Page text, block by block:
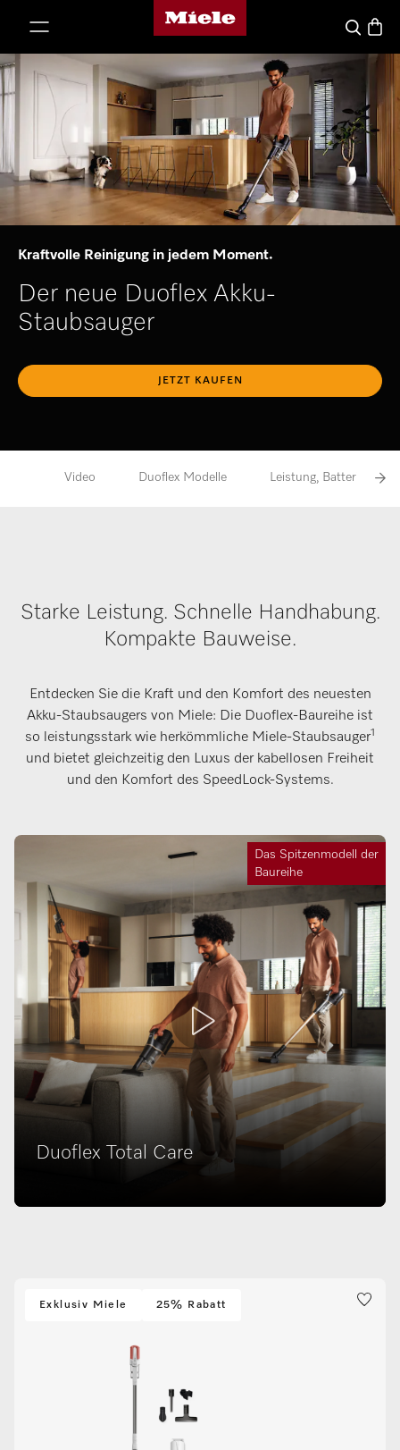
Miele-Homepage
Suche
Kraftvolle Reinigung in jedem Moment.
Der neue Duoflex Akku-
Staubsauger
JETZT KAUFEN
Video Duoflex Modelle Leistung, Batterie und
Starke Leistung. Schnelle Handhabung.
Kompakte Bauweise.
Entdecken Sie die Kraft und den Komfort des neuesten
Akku-Staubsaugers von Miele: Die Duoflex-Baureihe ist
so leistungsstark wie herkömmliche Miele-Staubsauger1
und bietet gleichzeitig den Luxus der kabellosen Freiheit
und den Komfort des SpeedLock-Systems.
Das Spitzenmodell der
Baureihe
Duoflex Total Care
Exklusiv Miele 25% Rabatt